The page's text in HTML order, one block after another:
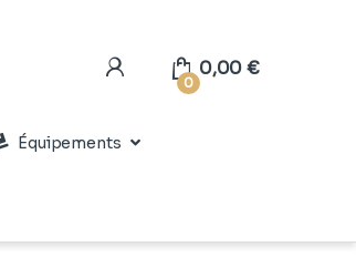
0
0,00€
Équipements